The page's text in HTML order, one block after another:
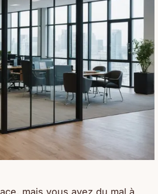
mais vous avez du mal à